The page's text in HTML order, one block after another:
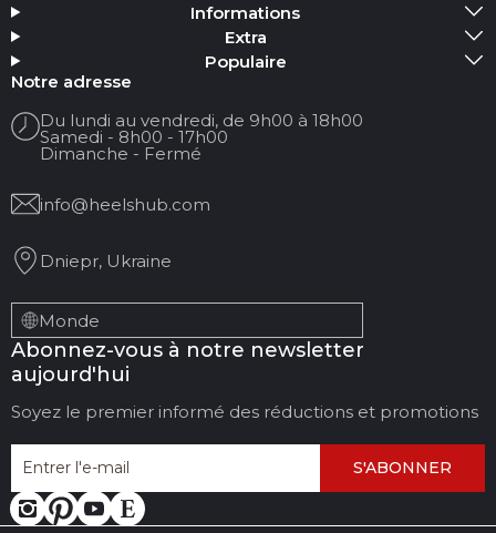
Ajouter un média
Votre nom :
Votre email
Titre de la revue
Votre avis :
LAISSER DES
COMMENTAIRES
Informations
Extra
Populaire
Notre adresse
Du lundi au vendredi, de 9h00 à 18h00
Samedi - 8h00 - 17h00
Dimanche - Fermé
info@heelshub.com
Dniepr, Ukraine
Monde
Abonnez-vous à notre newsletter
aujourd'hui
Soyez le premier informé des réductions et promotions
S'ABONNER